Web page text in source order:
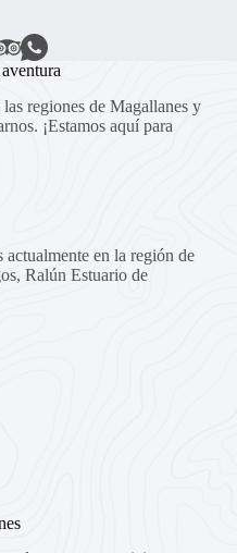
regiones de Magallanes y
. ¡Estamosaquípara
en la región de
Ralún Estuario de